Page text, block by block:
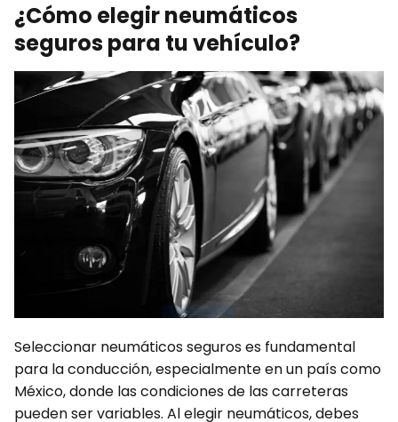
¿Cómo elegir neumáticos
seguros para tu vehículo?
Seleccionar neumáticos seguros es fundamental
para la conducción, especialmente en un país como
México, donde las condiciones de las carreteras
pueden ser variables. Al elegir neumáticos, debes